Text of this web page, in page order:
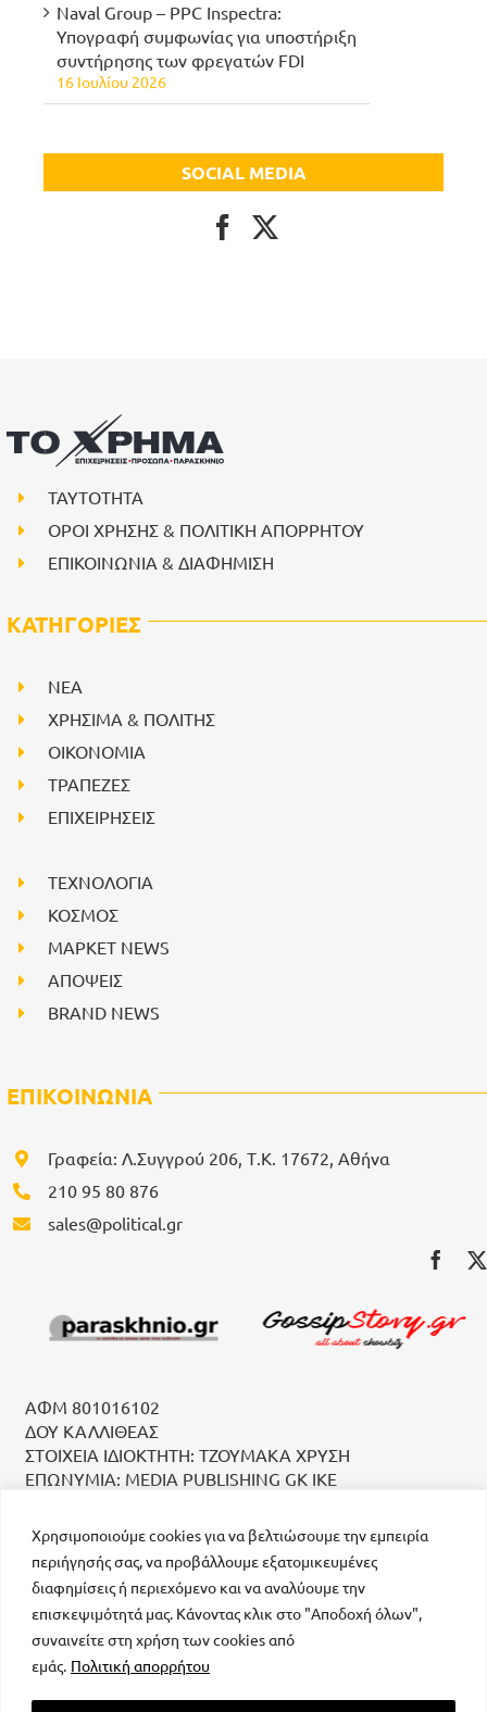
Χρησιμοποιούμε cookies για να βελτιώσουμε την εμπειρία
περιήγησής σας, να προβάλλουμε εξατομικευμένες
διαφημίσεις ή περιεχόμενο και να αναλύουμε την
επισκεψιμότητά μας. Κάνοντας κλικ στο "Αποδοχή όλων",
συναινείτε στη χρήση των cookies από
εμάς. Πολιτική απορρήτου
Naval Group – PPC Inspectra:
Υπογραφή συμφωνίας για υποστήριξη
συντήρησης των φρεγατών FDI
16 Ιουλίου 2026
SOCIAL MEDIA
ΤΑΥΤΟΤΗΤΑ
ΟΡΟΙ ΧΡΗΣΗΣ & ΠΟΛΙΤΙΚΗ ΑΠΟΡΡΗΤΟΥ
ΕΠΙΚΟΙΝΩΝΙΑ & ΔΙΑΦΗΜΙΣΗ
ΚΑΤΗΓΟΡΙΕΣ
NEA
ΧΡΗΣΙΜΑ & ΠΟΛΙΤΗΣ
ΟΙΚΟΝΟΜΙΑ
ΤΡΑΠΕΖΕΣ
ΕΠΙΧΕΙΡΗΣΕΙΣ
ΤΕΧΝΟΛΟΓΙΑ
ΚΟΣΜΟΣ
ΜΑΡΚΕΤ NEWS
ΑΠΟΨΕΙΣ
BRAND NEWS
ΕΠΙΚΟΙΝΩΝΙΑ
Γραφεία: Λ.Συγγρού 206, Τ.Κ. 17672, Αθήνα
210 95 80 876
sales@political.gr
ΑΦΜ 801016102
ΔΟΥ ΚΑΛΛΙΘΕΑΣ
ΣΤΟΙΧΕΙΑ ΙΔΙΟΚΤΗΤΗ: ΤΖΟΥΜΑΚΑ ΧΡΥΣΗ
ΕΠΩΝΥΜΙΑ: MEDIA PUBLISHING GK IKE
μοναδικός αριθμός Μ.Η.Τ. 232223